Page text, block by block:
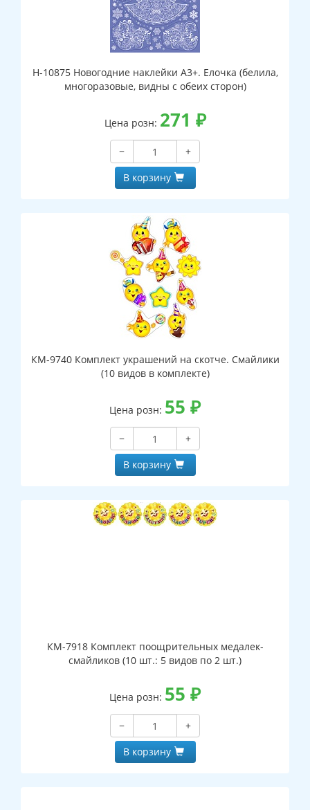
Н-10875 Новогодние наклейки А3+. Елочка (белила,
многоразовые, видны с обеих сторон)
Цена розн: 271 ₽
−
+
В корзину
КМ-9740 Комплект украшений на скотче. Смайлики
(10 видов в комплекте)
Цена розн: 55 ₽
−
+
В корзину
КМ-7918 Комплект поощрительных медалек-
смайликов (10 шт.: 5 видов по 2 шт.)
Цена розн: 55 ₽
−
+
В корзину